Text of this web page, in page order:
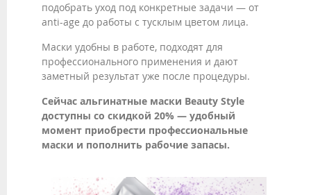
подобрать уход под конкретные задачи — от
anti-age до работы с тусклым цветом лица.
Маски удобны в работе, подходят для
профессионального применения и дают
заметный результат уже после процедуры.
Сейчас альгинатные маски Beauty Style
доступны со скидкой 20% — удобный
момент приобрести профессиональные
маски и пополнить рабочие запасы.